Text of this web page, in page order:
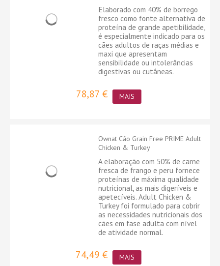
Elaborado com 40% de borrego
fresco como fonte alternativa de
proteína de grande apetibilidade,
é especialmente indicado para os
cães adultos de raças médias e
maxi que apresentam
sensibilidade ou intolerâncias
digestivas ou cutâneas.
78,87 € MAIS
Ownat Cão Grain Free PRIME Adult
Chicken & Turkey
A elaboração com 50% de carne
fresca de frango e peru fornece
proteínas de máxima qualidade
nutricional, as mais digeríveis e
apetecíveis. Adult Chicken &
Turkey foi formulado para cobrir
as necessidades nutricionais dos
cães em fase adulta com nível
de atividade normal.
74,49 € MAIS